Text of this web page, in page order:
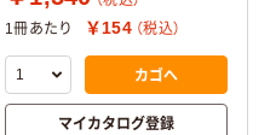
1冊あたり
￥154 （税込）
カゴへ
マイカタログ登録